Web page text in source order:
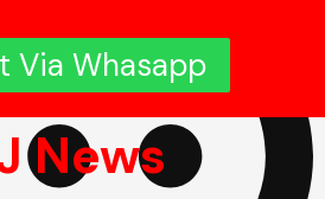
Via Whasapp
News